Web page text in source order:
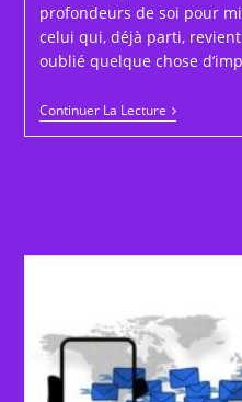
profondeurs de soi pour
celui qui, déjà parti,
oublié quelque chose
Continuer La LecturePluton
Devient